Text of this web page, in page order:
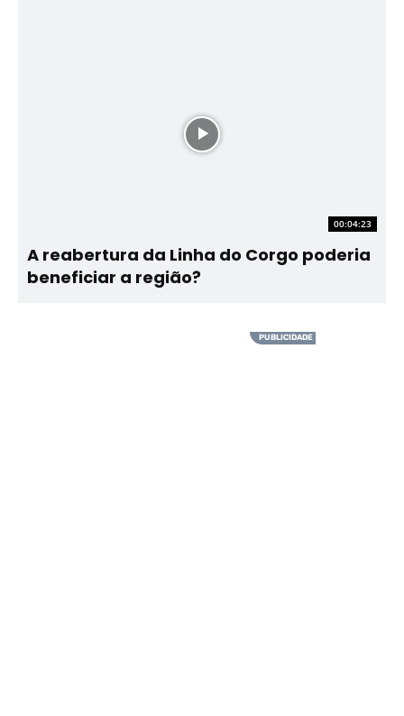
00:04:23
A reabertura da Linha do Corgo poderia
beneficiar a região?